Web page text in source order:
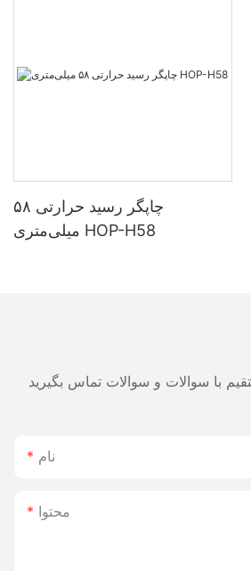
چاپگر رسید حرارتی ۵۸
میلی‌متری HOP-H58
نام
محتوا